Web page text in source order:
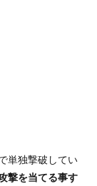
単独撃破してい
撃を当てる事す